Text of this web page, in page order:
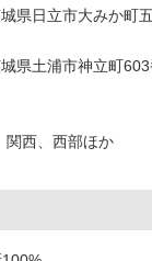
県日立市大みか町
県土浦市神立町
関西、西部ほか